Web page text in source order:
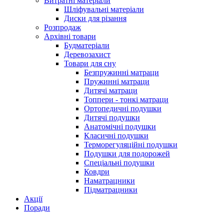
Шліфувальні матеріали
Диски для різання
Розпродаж
Архівні товари
Будматеріали
Деревозахист
Товари для сну
Безпружинні матраци
Пружинні матраци
Дитячі матраци
Топпери - тонкі матраци
Ортопедичні подушки
Дитячі подушки
Анатомічні подушки
Класичні подушки
Терморегуляційні подушки
Подушки для подорожей
Спеціальні подушки
Ковдри
Наматрацники
Підматрацники
Акції
Поради